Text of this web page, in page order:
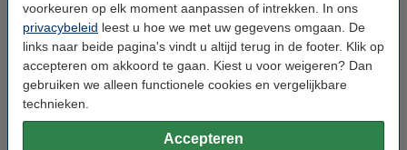
voorkeuren op elk moment aanpassen of intrekken. In ons
privacybeleid leest u hoe we met uw gegevens omgaan. De
links naar beide pagina's vindt u altijd terug in de footer. Klik op
accepteren om akkoord te gaan. Kiest u voor weigeren? Dan
gebruiken we alleen functionele cookies en vergelijkbare
technieken.
Accepteren
HP 866 (3ED94A) inktcartridge
zwart (origineel)
HP 865 (3ED83A) inktcartridge
magenta (origineel)